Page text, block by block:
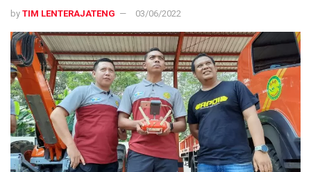
by TIM LENTERAJATENG 03/06/2022